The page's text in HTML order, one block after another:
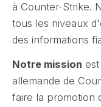
à Counter-Strike.
tous les niveaux
des informations
Notre mission
allemande de
faire la promotion